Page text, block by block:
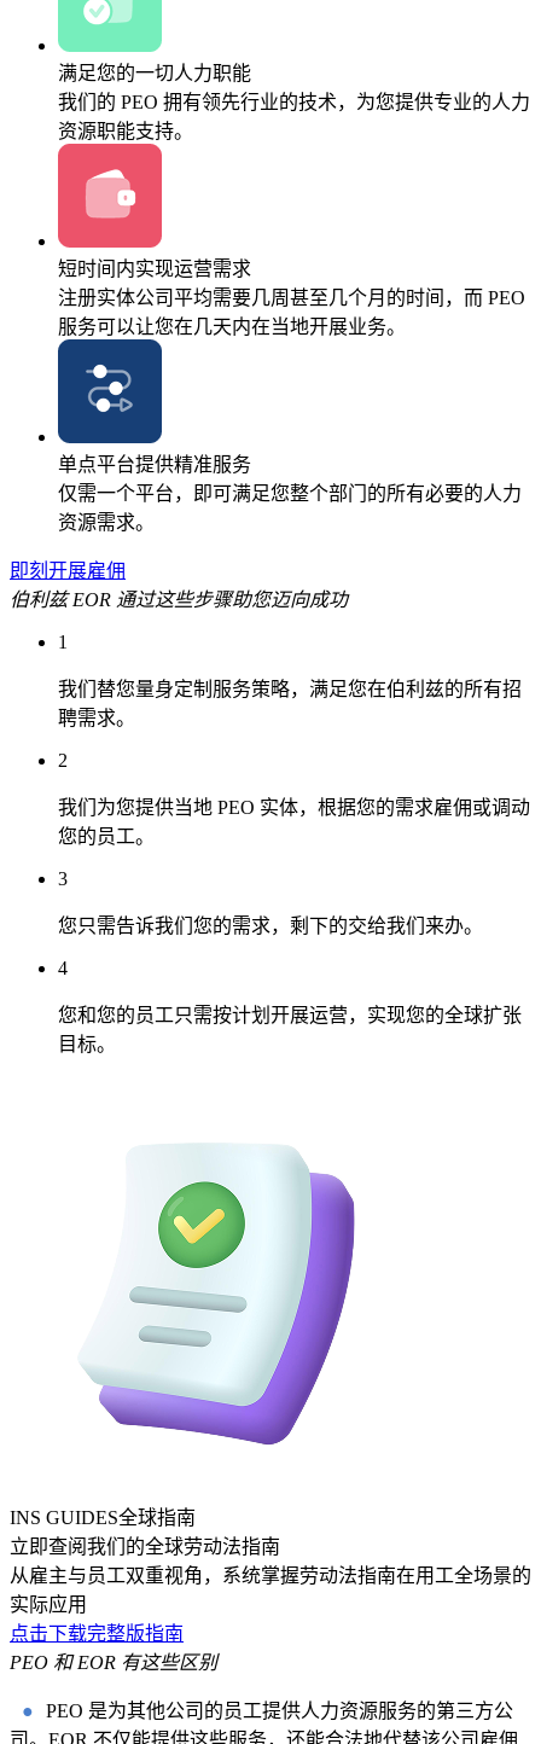
满足您的一切人力职能
我们的 PEO 拥有领先行业的技术，为您提供专业的人力
资源职能支持。
短时间内实现运营需求
注册实体公司平均需要几周甚至几个月的时间，而 PEO
服务可以让您在几天内在当地开展业务。
单点平台提供精准服务
仅需一个平台，即可满足您整个部门的所有必要的人力
资源需求。
即刻开展雇佣
伯利兹 EOR 通过这些步骤助您迈向成功
1
我们替您量身定制服务策略，满足您在伯利兹的所有招
聘需求。
2
我们为您提供当地 PEO 实体，根据您的需求雇佣或调动
您的员工。
3
您只需告诉我们您的需求，剩下的交给我们来办。
4
您和您的员工只需按计划开展运营，实现您的全球扩张
目标。
INS GUIDES全球指南
立即查阅我们的全球劳动法指南
从雇主与员工双重视角，系统掌握劳动法指南在用工全场景的
实际应用
点击下载完整版指南
PEO 和 EOR 有这些区别
●
PEO 是为其他公司的员工提供人力资源服务的第三方公
司。EOR 不仅能提供这些服务，还能合法地代替该公司雇佣